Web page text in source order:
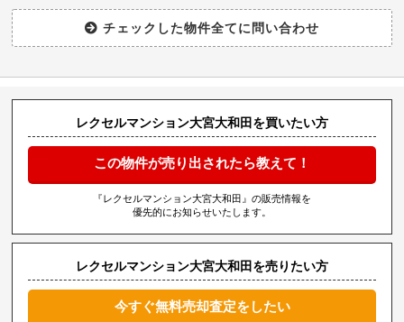
レクセルマンション大宮大和田を買いたい方
この物件が売り出されたら教えて！
『レクセルマンション大宮大和田』の販売情報を
優先的にお知らせいたします。
レクセルマンション大宮大和田を売りたい方
今すぐ無料売却査定をしたい